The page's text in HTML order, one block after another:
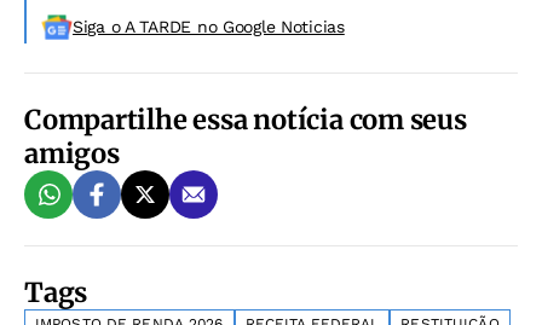
Siga o A TARDE no Google Noticias
Compartilhe essa notícia com seus
amigos
Tags